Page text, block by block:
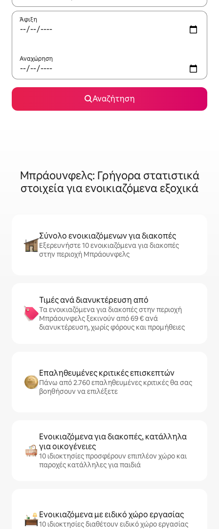
Άφιξη
Αναχώρηση
Αναζήτηση
Μπράουνφελς: Γρήγορα στατιστικά
στοιχεία για ενοικιαζόμενα εξοχικά
Σύνολο ενοικιαζόμενων για διακοπές
Εξερευνήστε 10 ενοικιαζόμενα για διακοπές
στην περιοχή Μπράουνφελς
Τιμές ανά διανυκτέρευση από
Τα ενοικιαζόμενα για διακοπές στην περιοχή
Μπράουνφελς ξεκινούν από 69 € ανά
διανυκτέρευση, χωρίς φόρους και προμήθειες
Επαληθευμένες κριτικές επισκεπτών
Πάνω από 2.760 επαληθευμένες κριτικές θα σας
βοηθήσουν να επιλέξετε
Ενοικιαζόμενα για διακοπές, κατάλληλα
για οικογένειες
10 ιδιοκτησίες προσφέρουν επιπλέον χώρο και
παροχές κατάλληλες για παιδιά
Ενοικιαζόμενα με ειδικό χώρο εργασίας
10 ιδιοκτησίες διαθέτουν ειδικό χώρο εργασίας